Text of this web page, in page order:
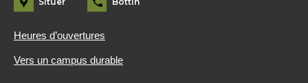
Heures d’ouvertures
Vers un campus durable